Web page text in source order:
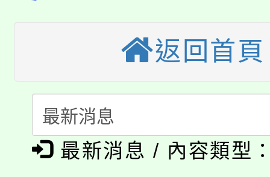
視費優惠，中低收入戶
半價優惠，詳情可洽有
者。
份教師增能研習
大溪自造教育及科技
份教師研習
會
115年食農教育專業人
程
「本色祭」8/29、30在
8/21下午1時於龍潭區
返回首頁
最新消息 / 內容類型